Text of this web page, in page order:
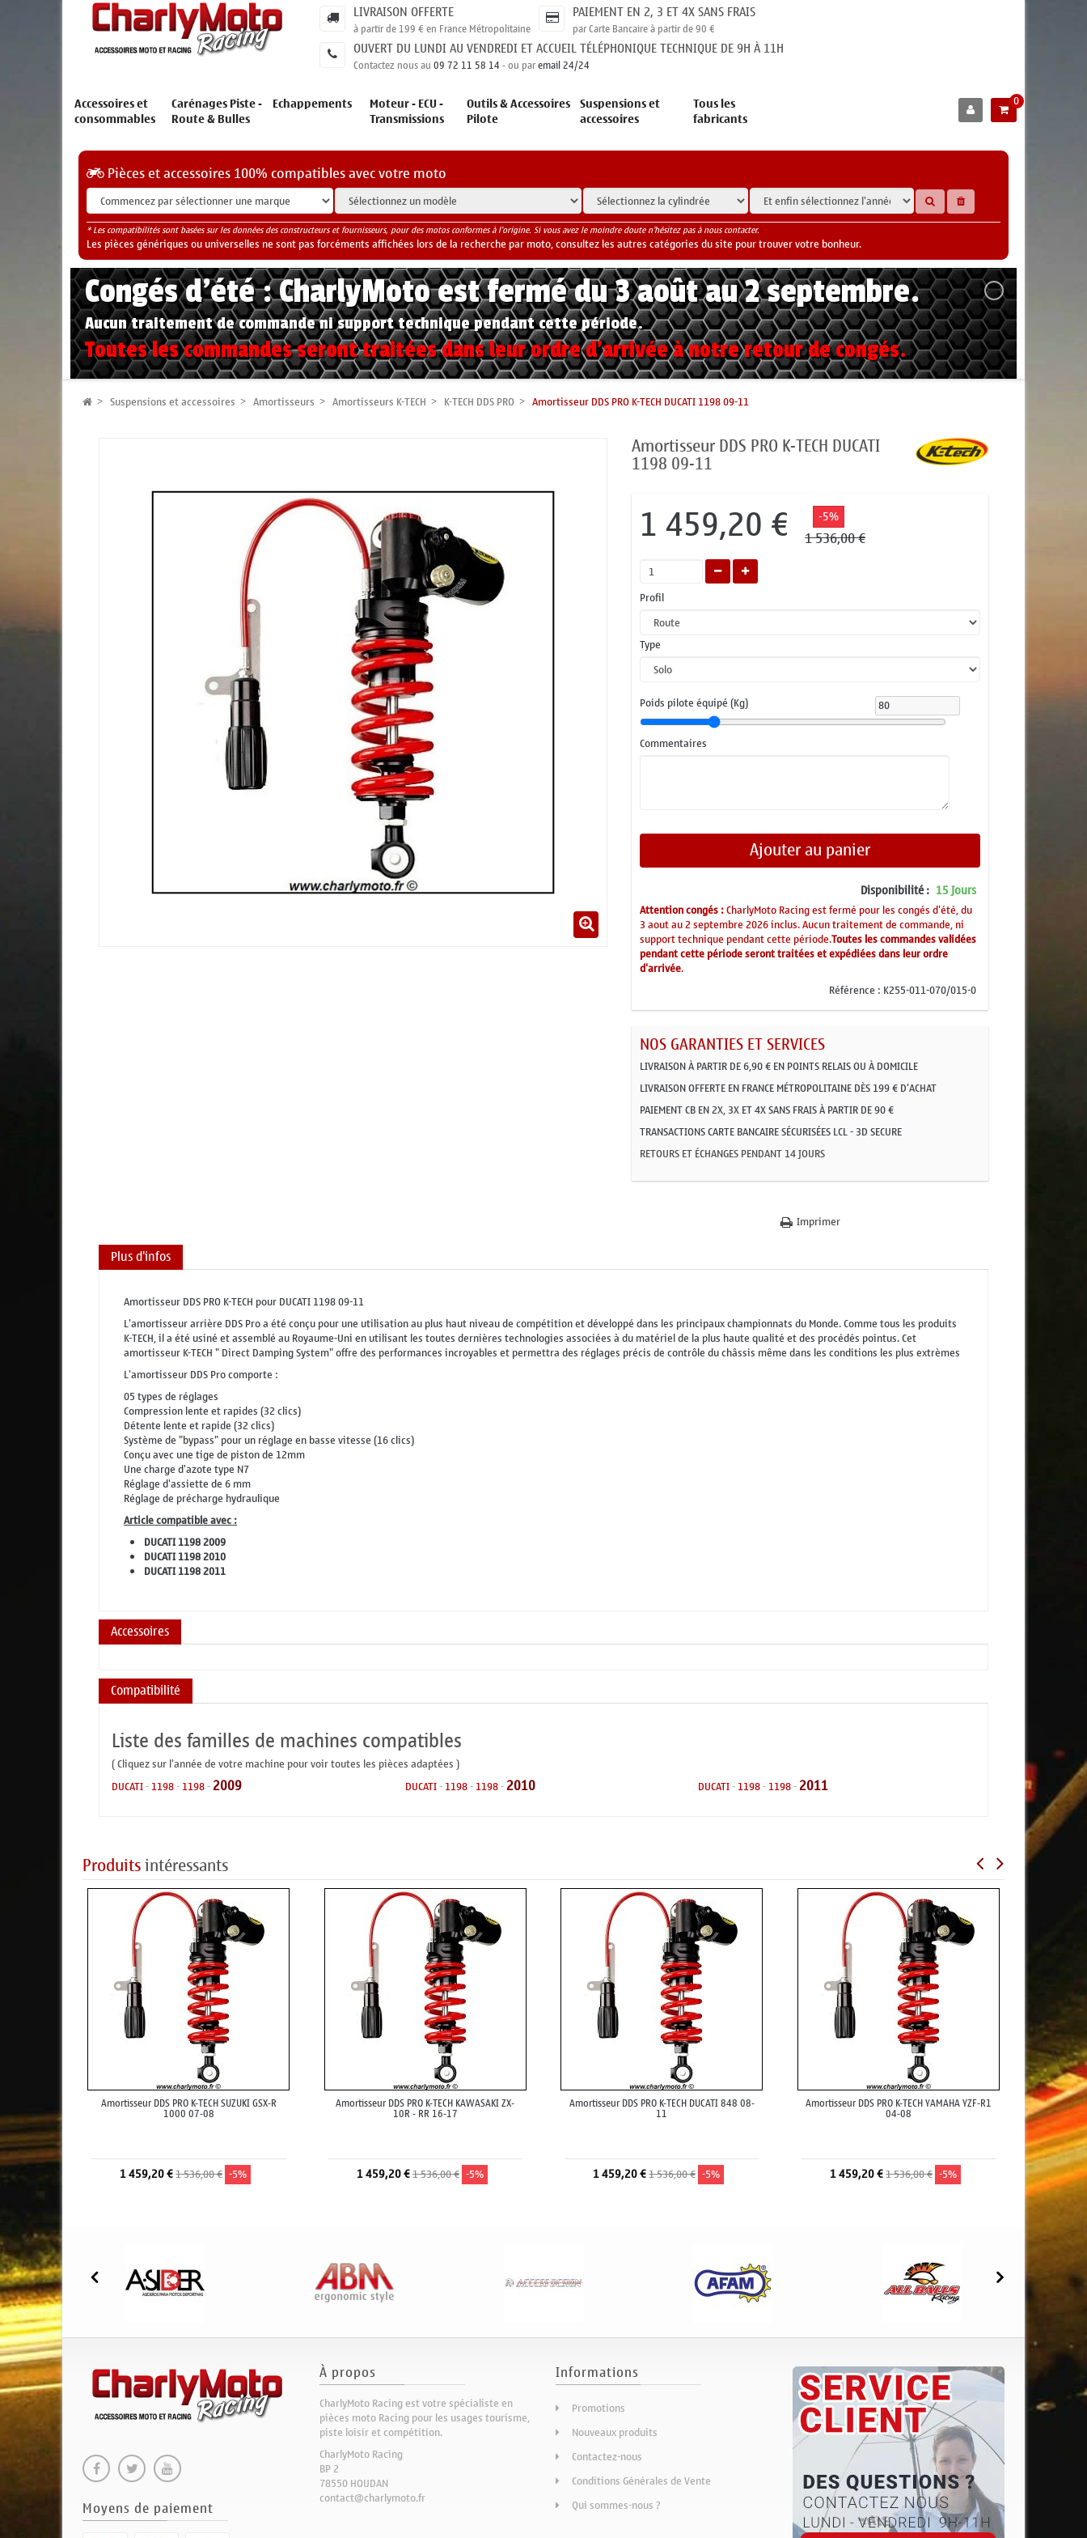
LIVRAISON OFFERTE
à partir de 199 € en France Métropolitaine
PAIEMENT EN 2, 3 ET 4X SANS FRAIS
par Carte Bancaire à partir de 90 €
OUVERT DU LUNDI AU VENDREDI ET ACCUEIL TÉLÉPHONIQUE TECHNIQUE DE 9H À 11H
Contactez nous au09 72 11 58 14- ou paremail 24/24
Accessoires et
consommables
Carénages Piste -
Route & Bulles
Echappements Moteur - ECU -
Transmissions
Outils & Accessoires
Pilote
Suspensions et
accessoires
Tous les
fabricants
0
Pièces et accessoires 100% compatibles avec votre moto
* Les compatibilités sont basées sur les données des constructeurs et fournisseurs, pour des motos conformes à l'origine. Si vous avez le moindre doute n'hésitez pas à nous contacter.
Les pièces génériques ou universelles ne sont pas forcéments affichées lors de la recherche par moto, consultez les autres catégories du site pour trouver votre bonheur.
Congés d'été : CharlyMoto est fermé du 3 août au 2 septembre.
Aucun traitement de commande ni support technique pendant cette période.
Toutes les commandes seront traitées dans leur ordre d'arrivée à notre retour de congés.
Suspensions et accessoires Amortisseurs Amortisseurs K-TECH K-TECH DDS PRO Amortisseur DDS PRO K-TECH DUCATI 1198 09-11
Amortisseur DDS PRO K-TECH DUCATI
1198 09-11
1 459,20 € -5%
1 536,00 €
Profil
Type
Poids pilote équipé (Kg)
Commentaires
Ajouter au panier
Disponibilité : 15 Jours
Attention congés :CharlyMoto Racing est fermé pour les congés d'été, du
3 aout au 2 septembre 2026 inclus. Aucun traitement de commande, ni
support technique pendant cette période.Toutes les commandes validées
pendant cette période seront traitées et expédiées dans leur ordre
d'arrivée.
Référence : K255-011-070/015-0
NOS GARANTIES ET SERVICES
LIVRAISON À PARTIR DE 6,90 € EN POINTS RELAIS OU À DOMICILE
LIVRAISON OFFERTE EN FRANCE MÉTROPOLITAINE DÈS 199 € D'ACHAT
PAIEMENT CB EN 2X, 3X ET 4X SANS FRAIS À PARTIR DE 90 €
TRANSACTIONS CARTE BANCAIRE SÉCURISÉES LCL - 3D SECURE
RETOURS ET ÉCHANGES PENDANT 14 JOURS
Imprimer
Plus d'infos
Amortisseur DDS PRO K-TECH pour DUCATI 1198 09-11
L'amortisseur arrière DDS Pro a été conçu pour une utilisation au plus haut niveau de compétition et développé dans les principaux championnats du Monde. Comme tous les produits
K-TECH, il a été usiné et assemblé au Royaume-Uni en utilisant les toutes dernières technologies associées à du matériel de la plus haute qualité et des procédés pointus. Cet
amortisseur K-TECH " Direct Damping System" offre des performances incroyables et permettra des réglages précis de contrôle du châssis même dans les conditions les plus extrèmes
L'amortisseur DDS Pro comporte :
05 types de réglages
Compression lente et rapides (32 clics)
Détente lente et rapide (32 clics)
Système de "bypass" pour un réglage en basse vitesse (16 clics)
Conçu avec une tige de piston de 12mm
Une charge d'azote type N7
Réglage d'assiette de 6 mm
Réglage de précharge hydraulique
Article compatible avec :
DUCATI 1198 2009
DUCATI 1198 2010
DUCATI 1198 2011
Accessoires
Compatibilité
Liste des familles de machines compatibles
( Cliquez sur l'année de votre machine pour voir toutes les pièces adaptées )
DUCATI-1198-1198-2009 DUCATI-1198-1198-2010 DUCATI-1198-1198-2011
Produitsintéressants
Amortisseur DDS PRO K-TECH SUZUKI GSX-R
1000 07-08
1 459,20 €1 536,00 € -5%
Amortisseur DDS PRO K-TECH KAWASAKI ZX-
10R - RR 16-17
1 459,20 €1 536,00 € -5%
Amortisseur DDS PRO K-TECH DUCATI 848 08-
11
1 459,20 €1 536,00 € -5%
Amortisseur DDS PRO K-TECH YAMAHA YZF-R1
04-08
1 459,20 €1 536,00 € -5%
Moyens de paiement
À propos
CharlyMoto Racing est votre spécialiste en
pièces moto Racing pour les usages tourisme,
piste loisir et compétition.
CharlyMoto Racing
BP 2
78550 HOUDAN
contact@charlymoto.fr
Informations
Promotions
Nouveaux produits
Contactez-nous
Conditions Générales de Vente
Qui sommes-nous ?